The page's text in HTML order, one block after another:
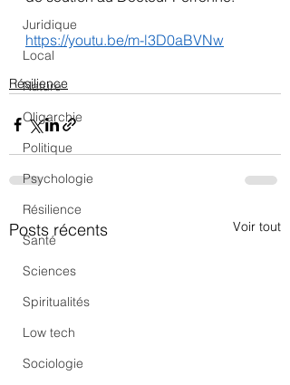
Juridique
Local
Nature
Oligarchie
Politique
Psychologie
Résilience
Santé
Sciences
Spiritualités
Low tech
Sociologie
https://youtu.be/m-l3D0aBVNw
Résilience
Posts récents Voir tout